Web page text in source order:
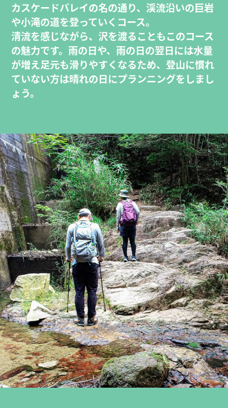
カスケードバレイの名の通り、渓流沿いの巨岩
や小滝の道を登っていくコース。
清流を感じながら、沢を渡ることもこのコース
の魅力です。雨の日や、雨の日の翌日には水量
が増え足元も滑りやすくなるため、登山に慣れ
ていない方は晴れの日にプランニングをしまし
ょう。